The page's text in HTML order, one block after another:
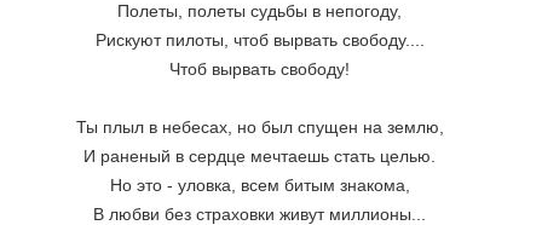
Полеты, полеты судьбы в непогоду,
Рискуют пилоты, чтоб вырвать свободу....
Чтоб вырвать свободу!
Ты плыл в небесах, но был спущен на землю,
И раненый в сердце мечтаешь стать целью.
Но это - уловка, всем битым знакома,
В любви без страховки живут миллионы...